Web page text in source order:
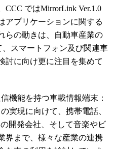
ではMirrorLink Ver.1.0
アプリケーションに関する
らの動きは、自動車産業の
スマートフォン及び関連車
討に向け更に注目を集めて
機能を持つ車載情報端末：
実現に向けて、携帯電話、
開発会社、そして音楽やビ
界まで、様々な産業の連携